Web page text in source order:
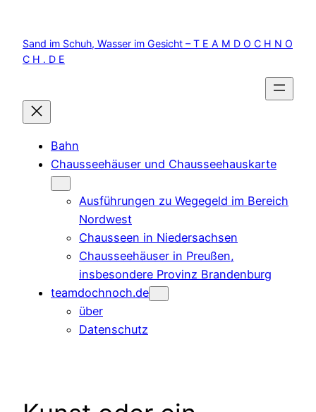
springen
Sand im Schuh, Wasser im Gesicht – T E A M D O C H N O
C H . D E
Bahn
Chausseehäuser und Chausseehauskarte
Ausführungen zu Wegegeld im Bereich
Nordwest
Chausseen in Niedersachsen
Chausseehäuser in Preußen,
insbesondere Provinz Brandenburg
teamdochnoch.de
über
Datenschutz